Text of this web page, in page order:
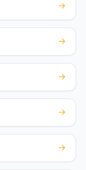
→
→
→
→
→